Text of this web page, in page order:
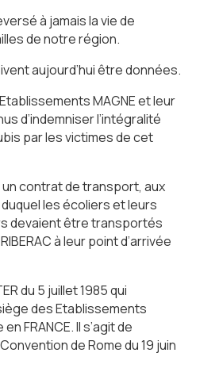
à jamais la vie de
de notre région.
aujourd’hui être données.
MAGNE et leur
d’indemniser l’intégralité
par les victimes de cet
contrat de transport, aux
les écoliers et leurs
devaient être transportés
à leur point d’arrivée
du 5 juillet 1985 qui
des Etablissements
FRANCE. Il s’agit de
de Rome du 19 juin